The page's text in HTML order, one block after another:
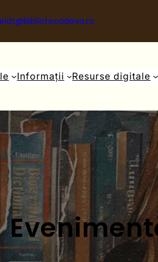
Informații Resurse digitale